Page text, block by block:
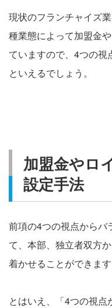
現状のフランチャイズ
種業態によって加盟金
ていますので、4つの
といえるでしょう。
加盟金やロ
設定手法
前項の4つの視点からバ
て、本部、独立者双方
着かせることができます
とはいえ、「4つの視